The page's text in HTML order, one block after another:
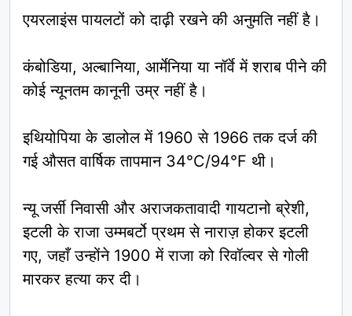
एयरलाइंस पायलटों को दाढ़ी रखने की अनुमति नहीं है।
कंबोडिया, अल्बानिया, आर्मेनिया या नॉर्वे में शराब पीने की
कोई न्यूनतम कानूनी उम्र नहीं है।
इथियोपिया के डालोल में 1960 से 1966 तक दर्ज की
गई औसत वार्षिक तापमान 34°C/94°F थी।
न्यू जर्सी निवासी और अराजकतावादी गायटानो ब्रेशी,
इटली के राजा उम्मबर्टो प्रथम से नाराज़ होकर इटली
गए, जहाँ उन्होंने 1900 में राजा को रिवॉल्वर से गोली
मारकर हत्या कर दी।